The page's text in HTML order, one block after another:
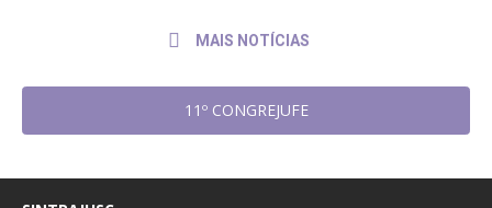
MAIS NOTÍCIAS
11º CONGREJUFE